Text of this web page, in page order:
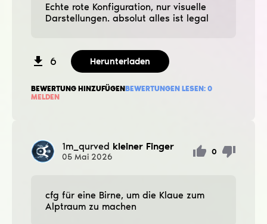
Echte rote Konfiguration, nur visuelle
Darstellungen. absolut alles ist legal
6 Herunterladen
BEWERTUNG HINZUFÜGENBEWERTUNGEN LESEN: 0
MELDEN
1m_qurved kleiner Finger
05 Mai 2026
0
cfg für eine Birne, um die Klaue zum
Alptraum zu machen